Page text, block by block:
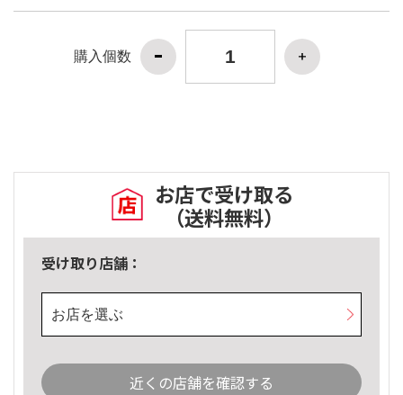
購入個数
お店で受け取る
（送料無料）
受け取り店舗：
お店を選ぶ
近くの店舗を確認する